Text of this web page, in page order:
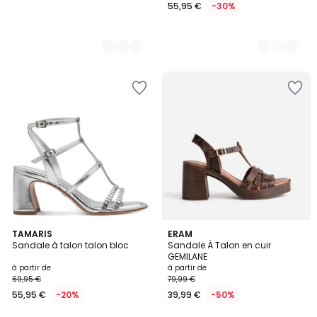
55,95 € -30%
TAMARIS
Sandale à talon talon bloc
à partir de
69,95 €
55,95 € -20%
2
Couleurs
ERAM
Sandale À Talon en cuir
GEMILANE
à partir de
79,99 €
39,99 € -50%
2
Couleurs